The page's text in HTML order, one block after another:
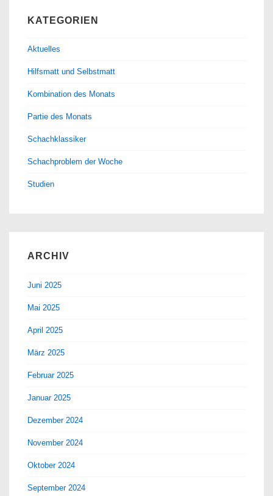
KATEGORIEN
Aktuelles
Hilfsmatt und Selbstmatt
Kombination des Monats
Partie des Monats
Schachklassiker
Schachproblem der Woche
Studien
ARCHIV
Juni 2025
Mai 2025
April 2025
März 2025
Februar 2025
Januar 2025
Dezember 2024
November 2024
Oktober 2024
September 2024